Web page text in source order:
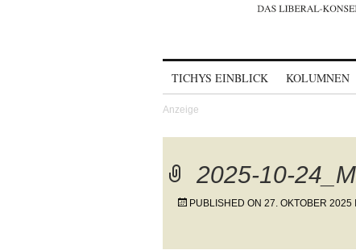
TICHYS EINBLICK KOLUMNEN
2025-10-
PUBLISHED ON 27. OKTOBER 2025